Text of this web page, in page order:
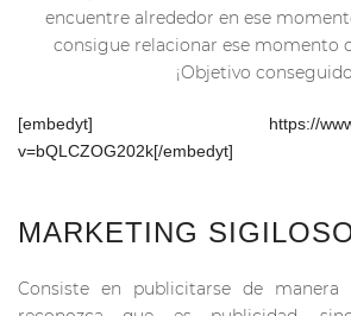
encuentre alrededor en ese
consigue relacionar ese momento
¡Objetivo
[embedyt] https://
v=bQLCZOG202k[/embedyt]
MARKETING
Consiste en publicitarse de